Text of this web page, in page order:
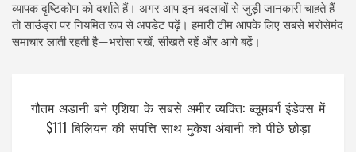
व्यापक दृष्टिकोण को दर्शाते हैं। अगर आप इन बदलावों से जुड़ी जानकारी चाहते हैं
तो साउंड्रा पर नियमित रूप से अपडेट पढ़ें। हमारी टीम आपके लिए सबसे भरोसेमंद
समाचार लाती रहती है—भरोसा रखें, सीखते रहें और आगे बढ़ें।
गौतम अडानी बने एशिया के सबसे अमीर व्यक्ति: ब्लूमबर्ग इंडेक्स में
$111 बिलियन की संपत्ति साथ मुकेश अंबानी को पीछे छोड़ा